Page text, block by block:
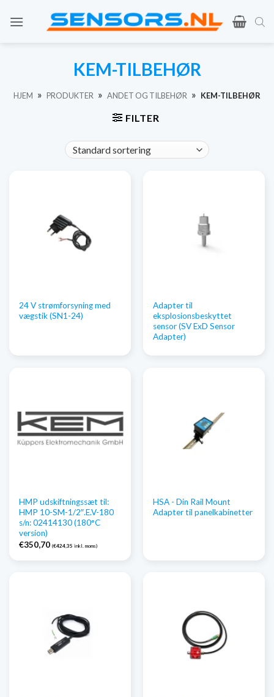
KEM-TILBEHØR
HJEM » PRODUKTER » ANDET OG TILBEHØR » KEM-TILBEHØR
FILTER
24 V strømforsyning med
vægstik (SN1-24)
Adapter til
eksplosionsbeskyttet
sensor (SV ExD Sensor
Adapter)
HMP udskiftningssæt til:
HMP 10-SM-1/2″.E.V-180
s/n: 02414130 (180°C
version)
€350,70 (€424,35 inkl. moms)
HSA - Din Rail Mount
Adapter til panelkabinetter